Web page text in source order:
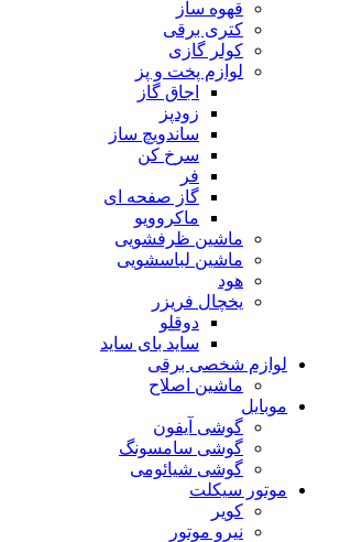
قهوه ساز
کتری برقی
کولر گازی
لوازم پخت و پز
اجاق گاز
زودپز
ساندویچ ساز
سرخ کن
فر
گاز صفحه ای
ماکروویو
ماشین ظرفشویی
ماشین لباسشویی
هود
یخچال فریزر
دوقلو
ساید بای ساید
لوازم شخصی برقی
ماشین اصلاح
موبایل
گوشی آیفون
گوشی سامسونگ
گوشی شیائومی
موتور سیکلت
کویر
نیرو موتور